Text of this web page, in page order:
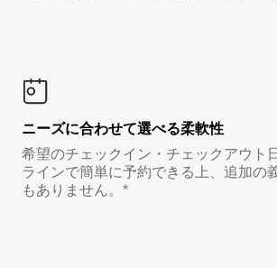
ニーズに合わせて選べる柔軟性
希望のチェックイン・チェックアウト
ラインで簡単に予約できる上、追加の
もありません。*